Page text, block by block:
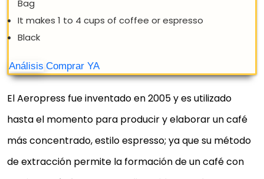
El Aeropress fue inventado en 2005 y es utilizado
hasta el momento para producir y elaborar un café
más concentrado, estilo espresso; ya que su método
de extracción permite la formación de un café con